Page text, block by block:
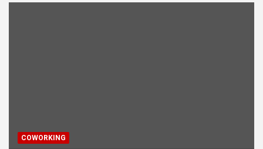
COWORKING